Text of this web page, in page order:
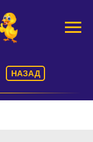
НАЗАД